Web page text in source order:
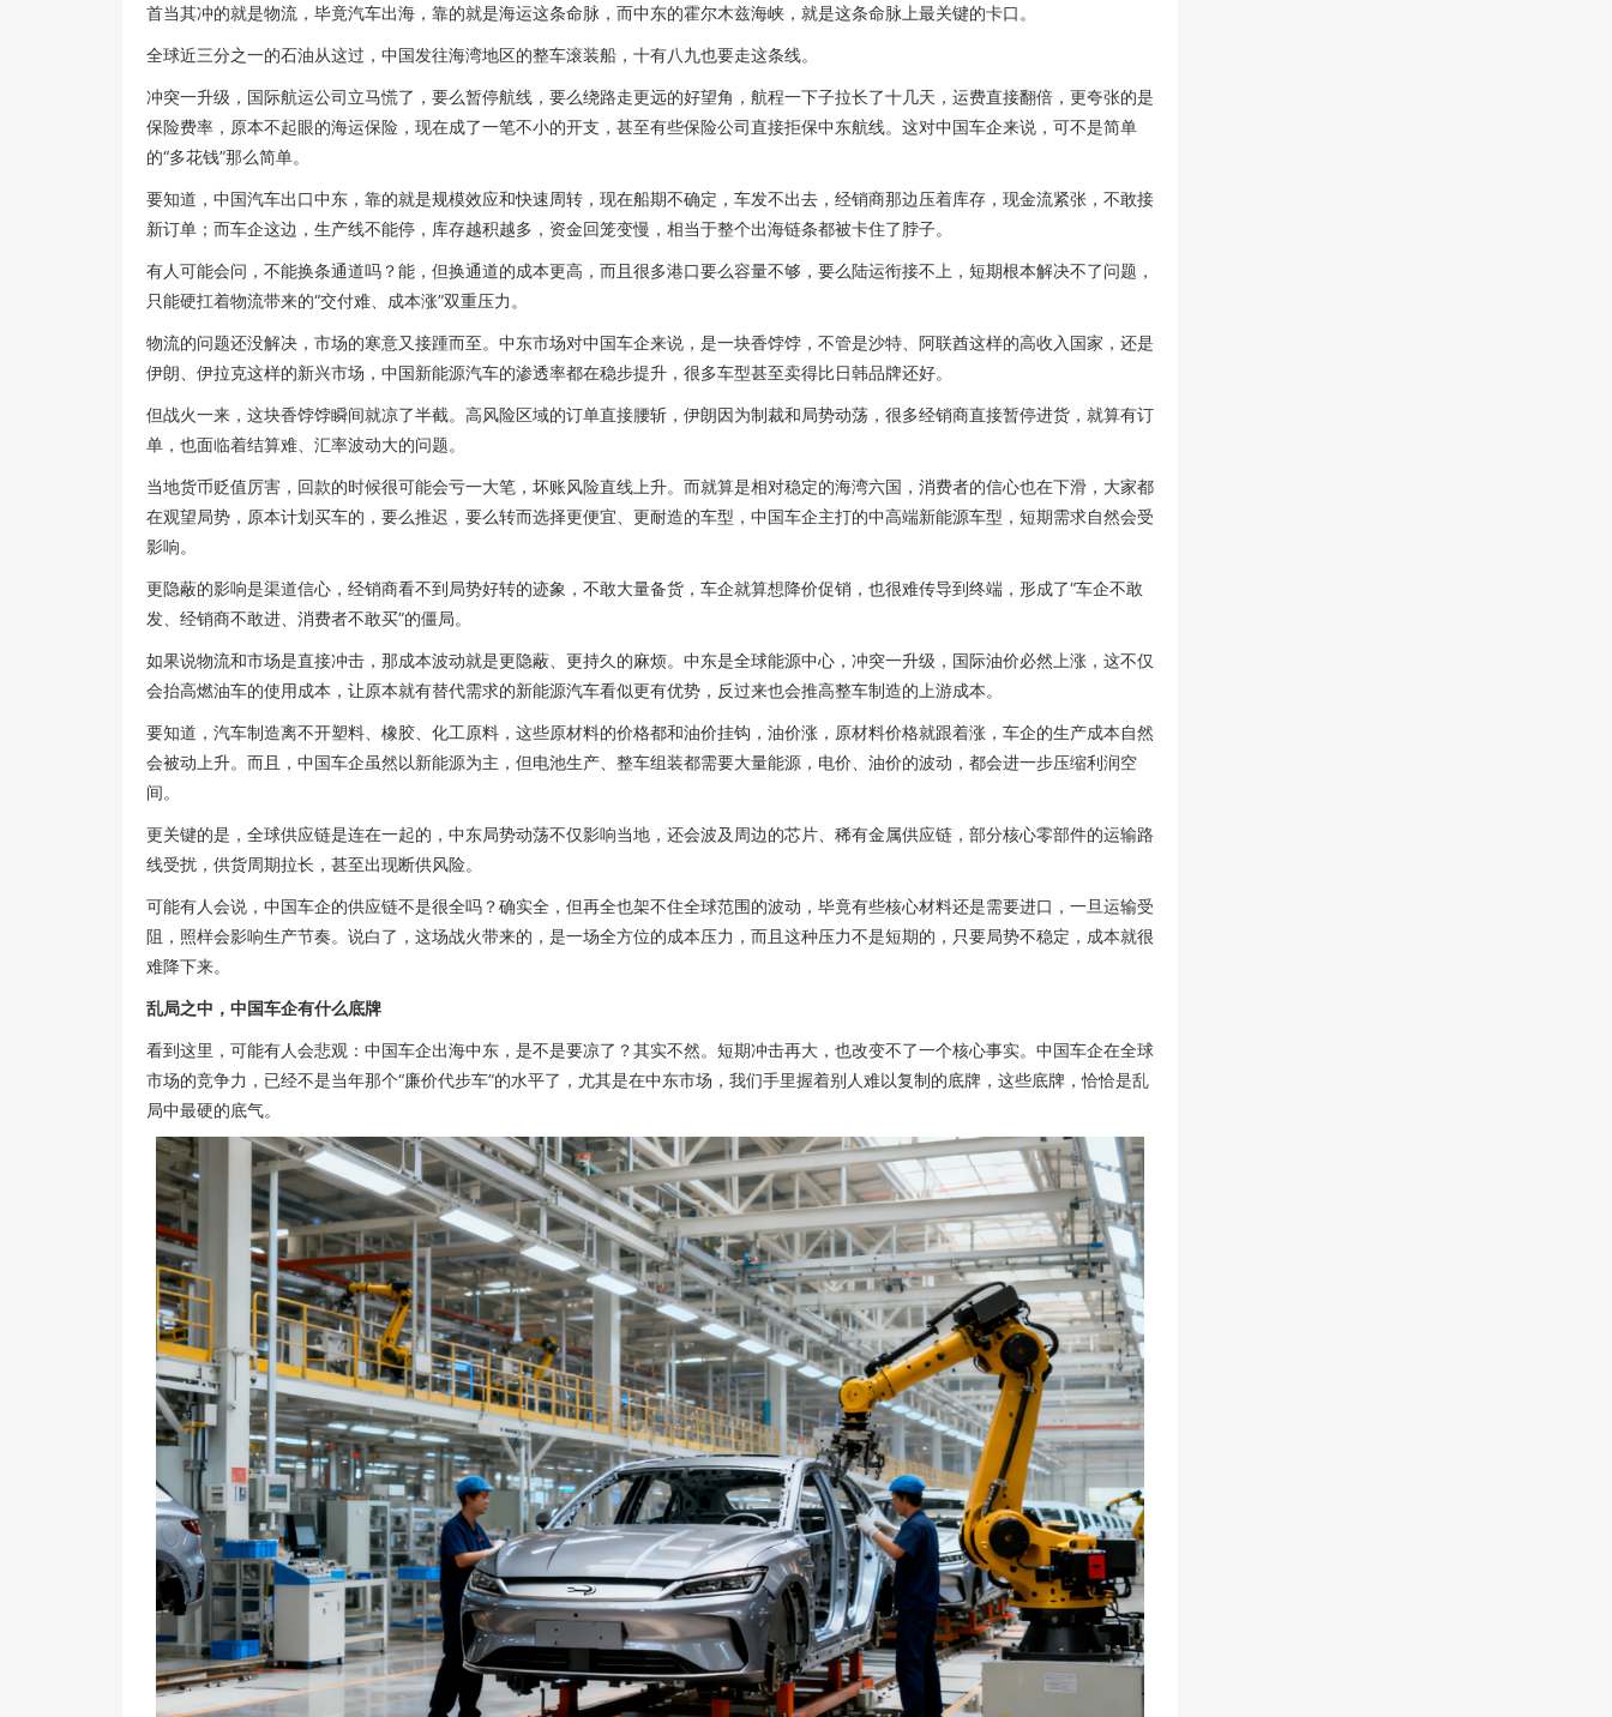
首当其冲的就是物流，毕竟汽车出海，靠的就是海运这条命脉，而中东的霍尔木兹海峡，就是这条命脉上最关键的卡口。
全球近三分之一的石油从这过，中国发往海湾地区的整车滚装船，十有八九也要走这条线。
冲突一升级，国际航运公司立马慌了，要么暂停航线，要么绕路走更远的好望角，航程一下子拉长了十几天，运费直接翻倍，更夸张的是
保险费率，原本不起眼的海运保险，现在成了一笔不小的开支，甚至有些保险公司直接拒保中东航线。这对中国车企来说，可不是简单
的“多花钱”那么简单。
要知道，中国汽车出口中东，靠的就是规模效应和快速周转，现在船期不确定，车发不出去，经销商那边压着库存，现金流紧张，不敢接
新订单；而车企这边，生产线不能停，库存越积越多，资金回笼变慢，相当于整个出海链条都被卡住了脖子。
有人可能会问，不能换条通道吗？能，但换通道的成本更高，而且很多港口要么容量不够，要么陆运衔接不上，短期根本解决不了问题，
只能硬扛着物流带来的“交付难、成本涨”双重压力。
物流的问题还没解决，市场的寒意又接踵而至。中东市场对中国车企来说，是一块香饽饽，不管是沙特、阿联酋这样的高收入国家，还是
伊朗、伊拉克这样的新兴市场，中国新能源汽车的渗透率都在稳步提升，很多车型甚至卖得比日韩品牌还好。
但战火一来，这块香饽饽瞬间就凉了半截。高风险区域的订单直接腰斩，伊朗因为制裁和局势动荡，很多经销商直接暂停进货，就算有订
单，也面临着结算难、汇率波动大的问题。
当地货币贬值厉害，回款的时候很可能会亏一大笔，坏账风险直线上升。而就算是相对稳定的海湾六国，消费者的信心也在下滑，大家都
在观望局势，原本计划买车的，要么推迟，要么转而选择更便宜、更耐造的车型，中国车企主打的中高端新能源车型，短期需求自然会受
影响。
更隐蔽的影响是渠道信心，经销商看不到局势好转的迹象，不敢大量备货，车企就算想降价促销，也很难传导到终端，形成了“车企不敢
发、经销商不敢进、消费者不敢买”的僵局。
如果说物流和市场是直接冲击，那成本波动就是更隐蔽、更持久的麻烦。中东是全球能源中心，冲突一升级，国际油价必然上涨，这不仅
会抬高燃油车的使用成本，让原本就有替代需求的新能源汽车看似更有优势，反过来也会推高整车制造的上游成本。
要知道，汽车制造离不开塑料、橡胶、化工原料，这些原材料的价格都和油价挂钩，油价涨，原材料价格就跟着涨，车企的生产成本自然
会被动上升。而且，中国车企虽然以新能源为主，但电池生产、整车组装都需要大量能源，电价、油价的波动，都会进一步压缩利润空
间。
更关键的是，全球供应链是连在一起的，中东局势动荡不仅影响当地，还会波及周边的芯片、稀有金属供应链，部分核心零部件的运输路
线受扰，供货周期拉长，甚至出现断供风险。
可能有人会说，中国车企的供应链不是很全吗？确实全，但再全也架不住全球范围的波动，毕竟有些核心材料还是需要进口，一旦运输受
阻，照样会影响生产节奏。说白了，这场战火带来的，是一场全方位的成本压力，而且这种压力不是短期的，只要局势不稳定，成本就很
难降下来。
乱局之中，中国车企有什么底牌
看到这里，可能有人会悲观：中国车企出海中东，是不是要凉了？其实不然。短期冲击再大，也改变不了一个核心事实。中国车企在全球
市场的竞争力，已经不是当年那个“廉价代步车”的水平了，尤其是在中东市场，我们手里握着别人难以复制的底牌，这些底牌，恰恰是乱
局中最硬的底气。